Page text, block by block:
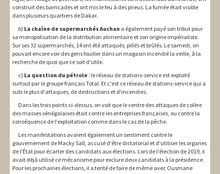
construit des barricades et ont mis le feu à des pneus. La fumée était visible
dans plusieurs quartiers de Dakar.
b) La chaîne de supermarchés Auchan a également payé son tribut pour
sa monopolisation de la distribution alimentaire et son origine impérialiste.
Sur ses 32 supermarchés, 14 ont été attaqués, pillés et brûlés. Le samedi, on
pouvait encore voir des gens fouiller dans un magasin incendié la veille, à la
recherche de quoi que ce soit d'utile.
c) La question du pétrole : le réseau de stations-service est exploité
surtout par le groupe français Total. Et c'est ce réseau de stations-service qui a
subi le plus d'attaques, de destructions et d'incendies.
Dans les trois points ci-dessus, on voit que le centre des attaques de colère
des masses sénégalaises était contre les entreprises françaises, ou contre la
conséquence de l'exploitation comme dans le cas de la pêche.
Les manifestations avaient également un sentiment contre le
gouvernement de Macky Sall, accusé d'être dictatorial et d'utiliser les organes
de l'État pour écarter des candidats aux élections. Lors de l'élection de 2019, il
avait déjà utilisé ce mécanisme pour exclure deux candidats à la présidence.
Pour les prochaines élections, il a tenté de faire de même avec Ousmane